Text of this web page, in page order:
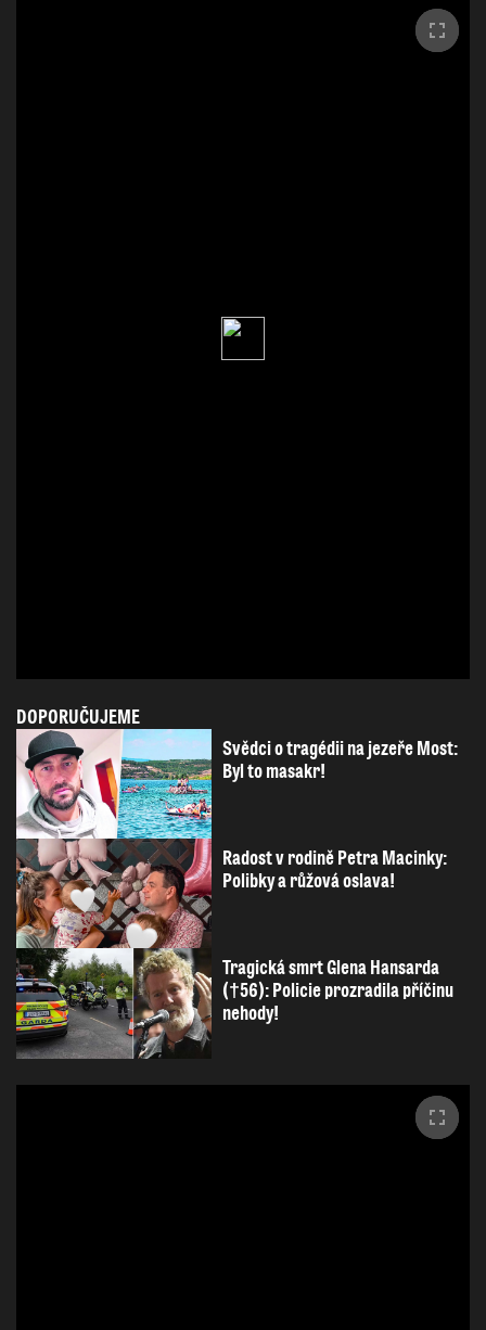
DOPORUČUJEME
Svědci o tragédii na jezeře Most:
Byl to masakr!
Radost v rodině Petra Macinky:
Polibky a růžová oslava!
Tragická smrt Glena Hansarda
(†56): Policie prozradila příčinu
nehody!